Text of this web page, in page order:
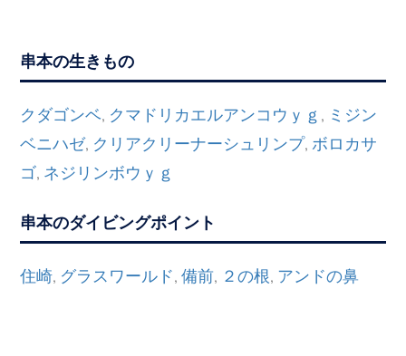
串本の生きもの
クダゴンベ, クマドリカエルアンコウｙｇ , ミジン
ベニハゼ, クリアクリーナーシュリンプ, ボロカサ
ゴ, ネジリンボウｙｇ
串本のダイビングポイント
住崎, グラスワールド,備前, ２の根, アンドの鼻